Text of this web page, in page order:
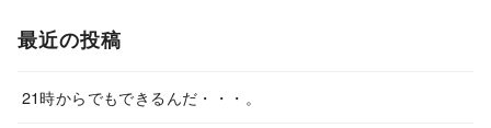
最近の投稿
21時からでもできるんだ・・・。